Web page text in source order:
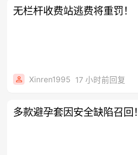
无栏杆收费站逃费将重罚！
Xinren1995 17 小时前回复
多款避孕套因安全缺陷召回！